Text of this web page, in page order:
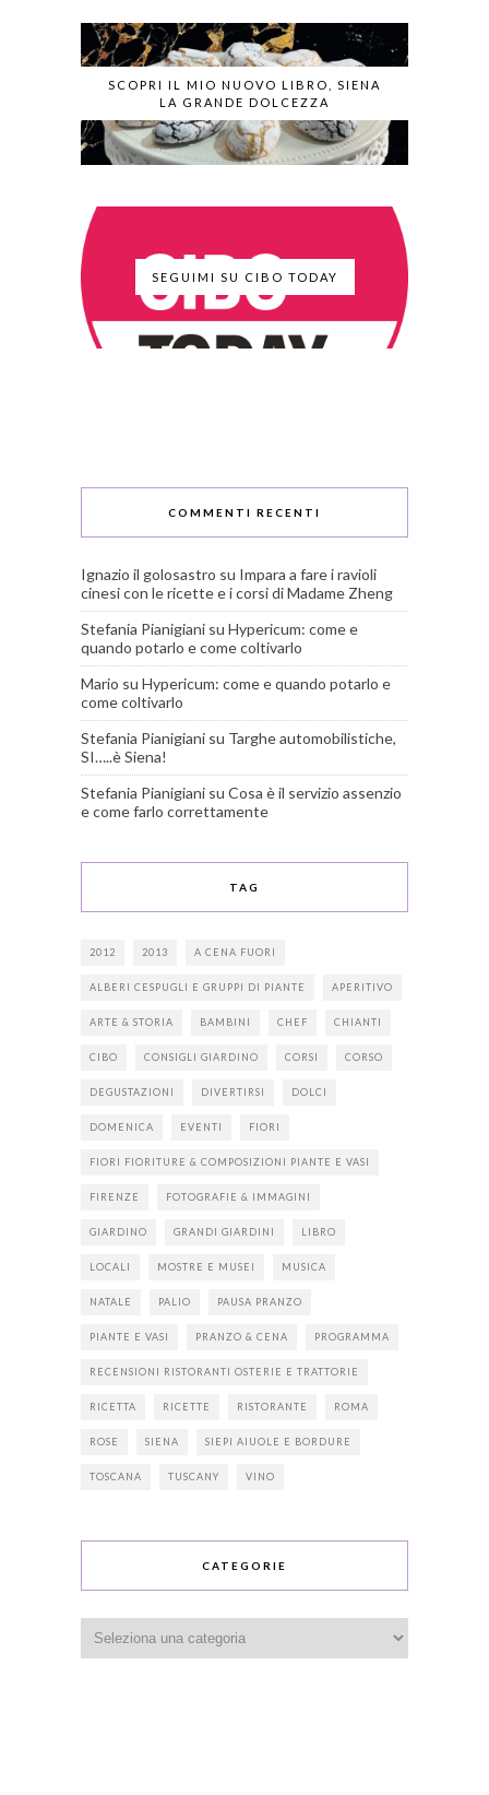
SCOPRI IL MIO NUOVO LIBRO, SIENA
LA GRANDE DOLCEZZA
SEGUIMI SU CIBO TODAY
COMMENTI RECENTI
Ignazio il golosastro su Impara a fare i ravioli
cinesi con le ricette e i corsi di Madame Zheng
Stefania Pianigiani su Hypericum: come e
quando potarlo e come coltivarlo
Mario su Hypericum: come e quando potarlo e
come coltivarlo
Stefania Pianigiani su Targhe automobilistiche,
SI…..è Siena!
Stefania Pianigiani su Cosa è il servizio assenzio
e come farlo correttamente
TAG
2012 2013 A CENA FUORI
ALBERI CESPUGLI E GRUPPI DI PIANTE APERITIVO
ARTE & STORIA BAMBINI CHEF CHIANTI
CIBO CONSIGLI GIARDINO CORSI CORSO
DEGUSTAZIONI DIVERTIRSI DOLCI
DOMENICA EVENTI FIORI
FIORI FIORITURE & COMPOSIZIONI PIANTE E VASI
FIRENZE FOTOGRAFIE & IMMAGINI
GIARDINO GRANDI GIARDINI LIBRO
LOCALI MOSTRE E MUSEI MUSICA
NATALE PALIO PAUSA PRANZO
PIANTE E VASI PRANZO & CENA PROGRAMMA
RECENSIONI RISTORANTI OSTERIE E TRATTORIE
RICETTA RICETTE RISTORANTE ROMA
ROSE SIENA SIEPI AIUOLE E BORDURE
TOSCANA TUSCANY VINO
CATEGORIE